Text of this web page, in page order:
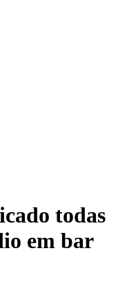
todas
em bar